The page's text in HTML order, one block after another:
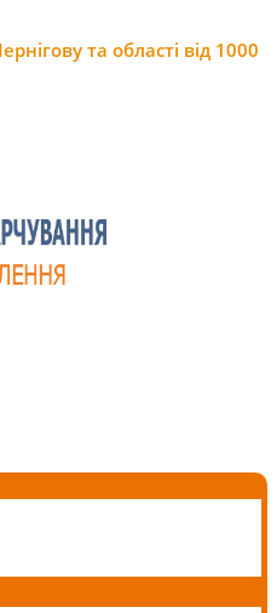
та області від 1000